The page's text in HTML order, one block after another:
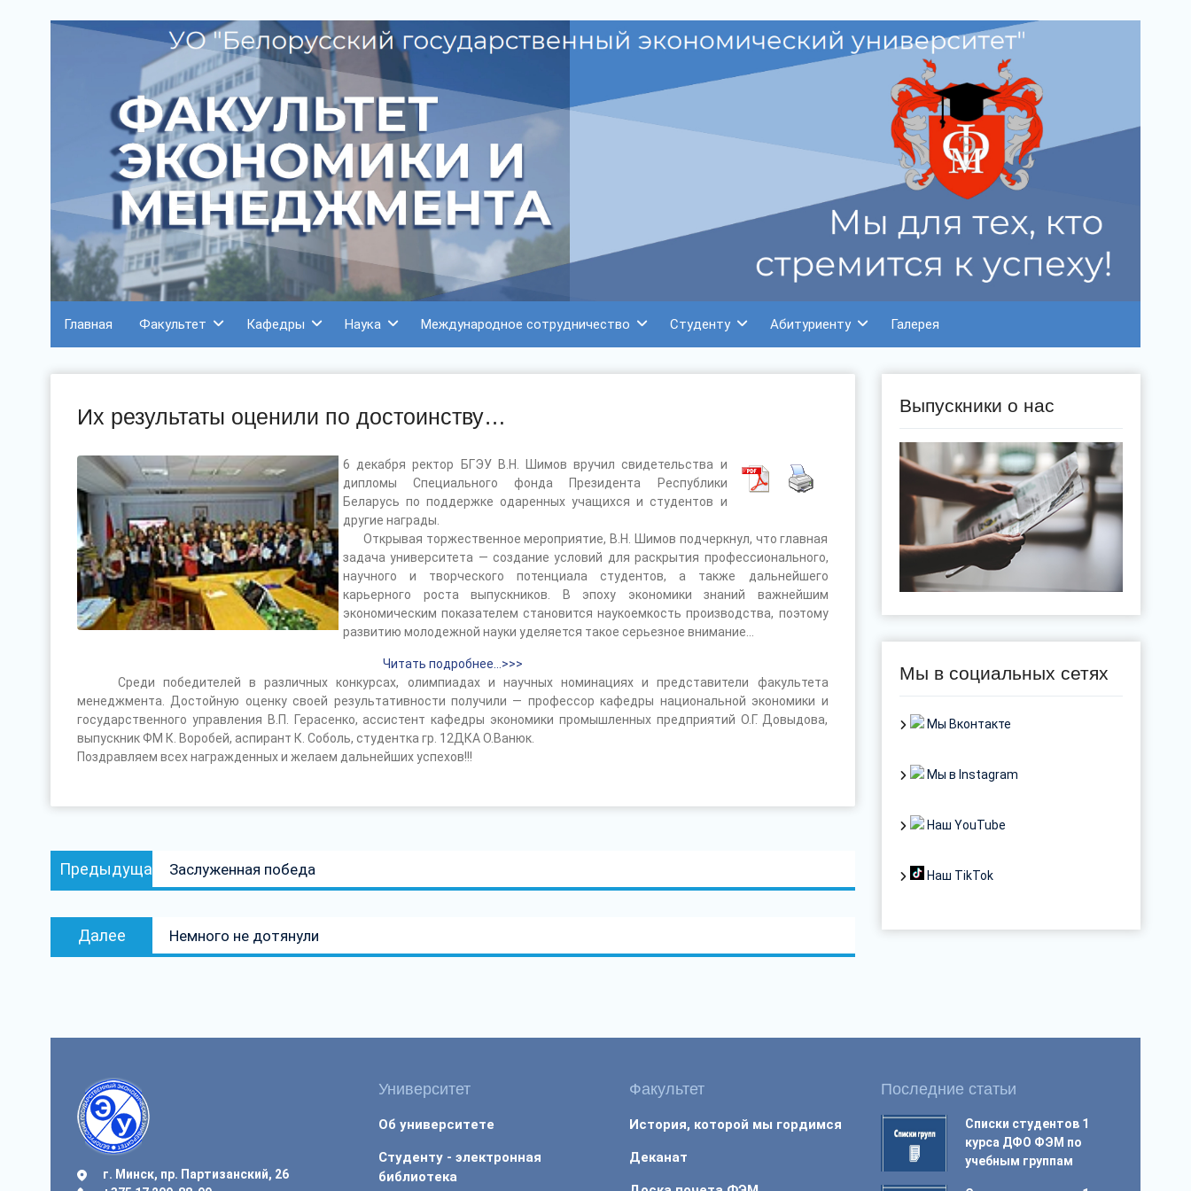
Главная Факультет Кафедры Наука Международное сотрудничество Студенту Абитуриенту Галерея
Их результаты оценили по достоинству…
6 декабря ректор БГЭУ В.Н. Шимов вручил свидетельства и
дипломы Специального фонда Президента Республики
Беларусь по поддержке одаренных учащихся и студентов и
другие награды.
Открывая торжественное мероприятие, В.Н. Шимов подчеркнул, что главная
задача университета — создание условий для раскрытия профессионального,
научного и творческого потенциала студентов, а также дальнейшего
карьерного роста выпускников. В эпоху экономики знаний важнейшим
экономическим показателем становится наукоемкость производства, поэтому
развитию молодежной науки уделяется такое серьезное внимание…
Читать подробнее…>>>
Среди победителей в различных конкурсах, олимпиадах и научных номинациях и представители факультета
менеджмента. Достойную оценку своей результативности получили — профессор кафедры национальной экономики и
государственного управления В.П. Герасенко, ассистент кафедры экономики промышленных предприятий О.Г. Довыдова,
выпускник ФМ К. Воробей, аспирант К. Соболь, студентка гр. 12ДКА О.Ванюк.
Поздравляем всех награжденных и желаем дальнейших успехов!!!
Навигация
по
Предыдущая
запись:
Заслуженная победа
Далее
запись:
Немного не дотянули
Выпускники о нас
Мы в социальных сетях
Мы Вконтакте
Мы в Instagram
Наш YouTube
Наш TikTok
г. Минск, пр. Партизанский, 26
Университет
Об университете
Студенту - электронная
библиотека
Факультет
История, которой мы гордимся
Деканат
Последние статьи
Списки студентов 1
курса ДФО ФЭМ по
учебным группам